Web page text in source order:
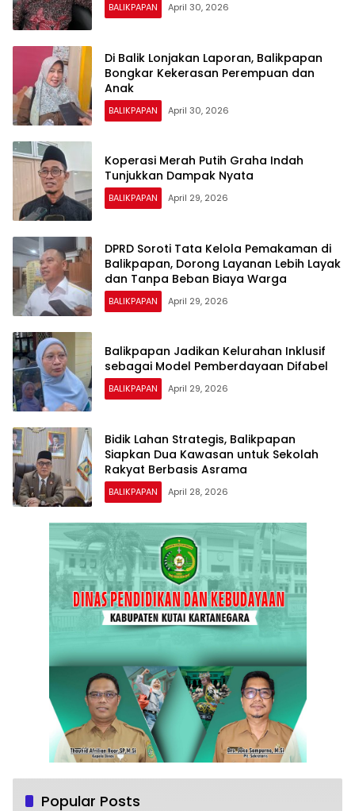
BALIKPAPAN April 30, 2026
Di Balik Lonjakan Laporan, Balikpapan
Bongkar Kekerasan Perempuan dan
Anak
BALIKPAPAN April 30, 2026
Koperasi Merah Putih Graha Indah
Tunjukkan Dampak Nyata
BALIKPAPAN April 29, 2026
DPRD Soroti Tata Kelola Pemakaman di
Balikpapan, Dorong Layanan Lebih Layak
dan Tanpa Beban Biaya Warga
BALIKPAPAN April 29, 2026
Balikpapan Jadikan Kelurahan Inklusif
sebagai Model Pemberdayaan Difabel
BALIKPAPAN April 29, 2026
Bidik Lahan Strategis, Balikpapan
Siapkan Dua Kawasan untuk Sekolah
Rakyat Berbasis Asrama
BALIKPAPAN April 28, 2026
Popular Posts